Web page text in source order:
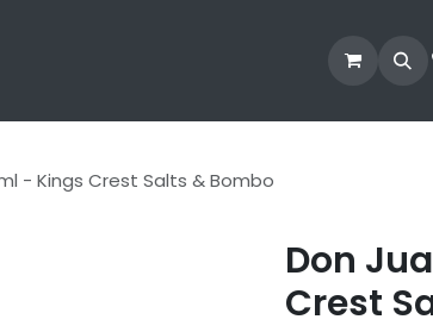
CBD
- Kings Crest Salts & Bombo
Don
Crest